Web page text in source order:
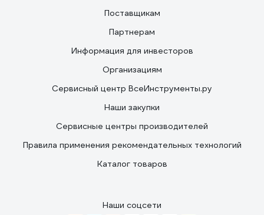
Поставщикам
Партнерам
Информация для инвесторов
Организациям
Сервисный центр ВсеИнструменты.ру
Наши закупки
Сервисные центры производителей
Правила применения рекомендательных технологий
Каталог товаров
Наши соцсети